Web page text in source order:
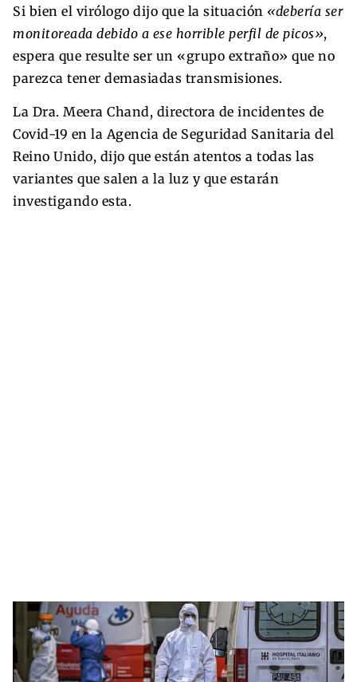
Si bien el virólogo dijo que la situación «debería ser
monitoreada debido a ese horrible perfil de picos»,
espera que resulte ser un «grupo extraño» que no
parezca tener demasiadas transmisiones.
La Dra. Meera Chand, directora de incidentes de
Covid-19 en la Agencia de Seguridad Sanitaria del
Reino Unido, dijo que están atentos a todas las
variantes que salen a la luz y que estarán
investigando esta.